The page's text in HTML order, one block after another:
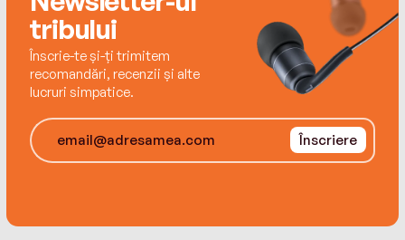
tribului
Înscrie-te și-ți trimitem
recomandări, recenzii și alte
lucruri simpatice.
Înscriere